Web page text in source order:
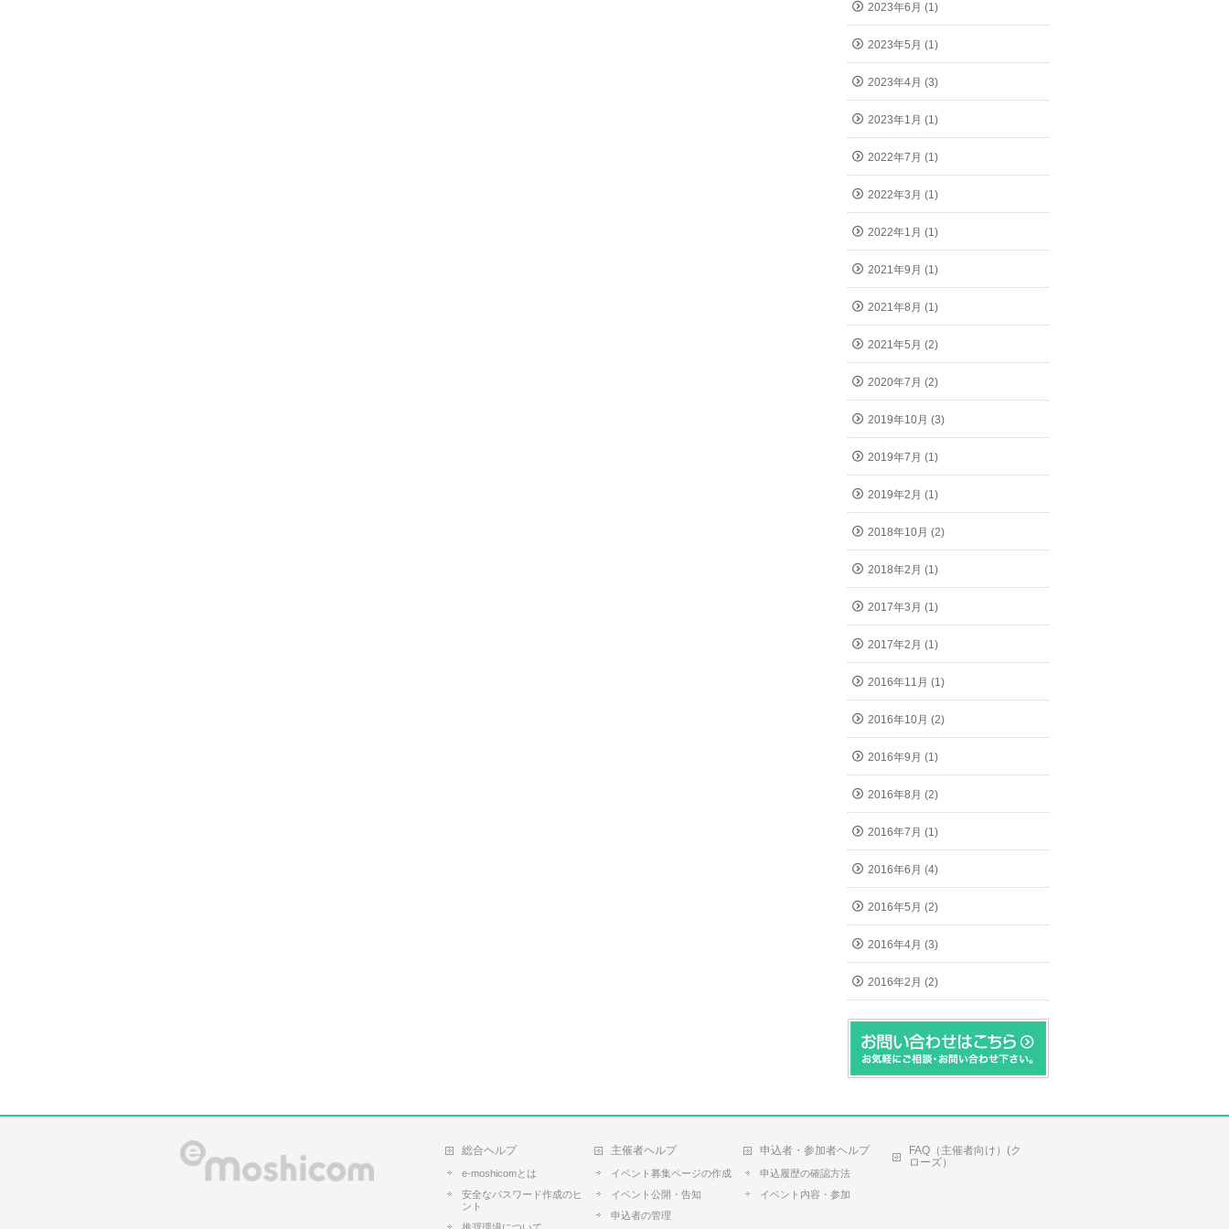
2023年6月 (1)
2023年5月 (1)
2023年4月 (3)
2023年1月 (1)
2022年7月 (1)
2022年3月 (1)
2022年1月 (1)
2021年9月 (1)
2021年8月 (1)
2021年5月 (2)
2020年7月 (2)
2019年10月 (3)
2019年7月 (1)
2019年2月 (1)
2018年10月 (2)
2018年2月 (1)
2017年3月 (1)
2017年2月 (1)
2016年11月 (1)
2016年10月 (2)
2016年9月 (1)
2016年8月 (2)
2016年7月 (1)
2016年6月 (4)
2016年5月 (2)
2016年4月 (3)
2016年2月 (2)
総合ヘルプ
e-moshicomとは
安全なパスワード作成のヒ
ント
主催者ヘルプ
イベント募集ページの作成
イベント公開・告知
申込者の管理
申込者・参加者ヘルプ
申込履歴の確認方法
イベント内容・参加
FAQ（主催者向け）(ク
ローズ）